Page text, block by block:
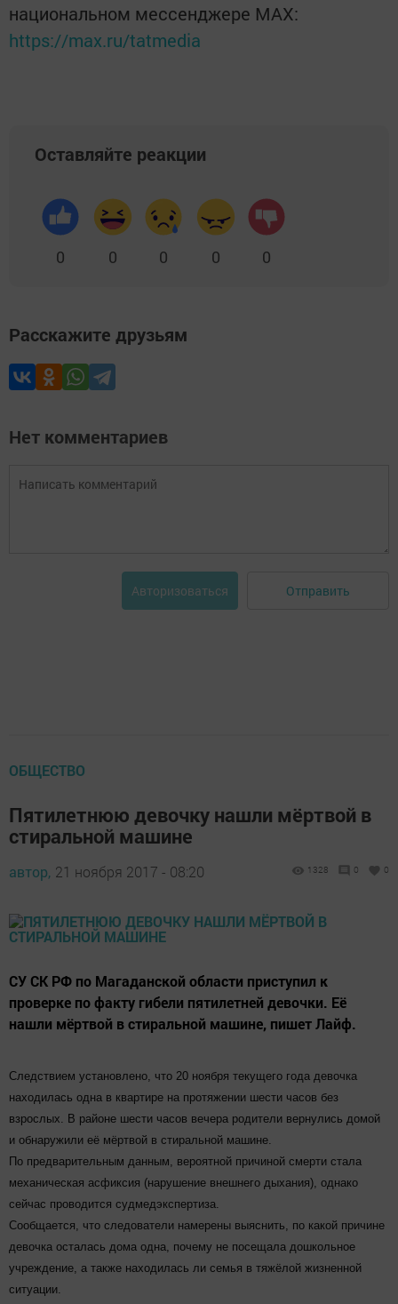
национальном мессенджере MАХ:
https://max.ru/tatmedia
Оставляйте реакции
0 0 0 0 0
Расскажите друзьям
Нет комментариев
Авторизоваться Отправить
ОБЩЕСТВО
Пятилетнюю девочку нашли мёртвой в
стиральной машине
автор, 21 ноября 2017 - 08:20 1328 0 0
СУ СК РФ по Магаданской области приступил к
проверке по факту гибели пятилетней девочки. Её
нашли мёртвой в стиральной машине, пишет Лайф.
Следствием установлено, что 20 ноября текущего года девочка
находилась одна в квартире на протяжении шести часов без
взрослых. В районе шести часов вечера родители вернулись домой
и обнаружили её мёртвой в стиральной машине.
По предварительным данным, вероятной причиной смерти стала
механическая асфиксия (нарушение внешнего дыхания), однако
сейчас проводится судмедэкспертиза.
Сообщается, что следователи намерены выяснить, по какой причине
девочка осталась дома одна, почему не посещала дошкольное
учреждение, а также находилась ли семья в тяжёлой жизненной
ситуации.